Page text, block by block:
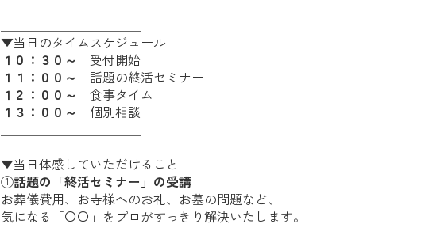
▼当日のタイムスケジュール
１０：３０～ 受付開始
１１：００～ 話題の終活セミナー
１２：００～ 食事タイム
１３：００～ 個別相談
▼当日体感していただけること
①話題の「終活セミナー」の受講
お葬儀費用、お寺様へのお礼、お墓の問題など、
気になる「〇〇」をプロがすっきり解決いたします。